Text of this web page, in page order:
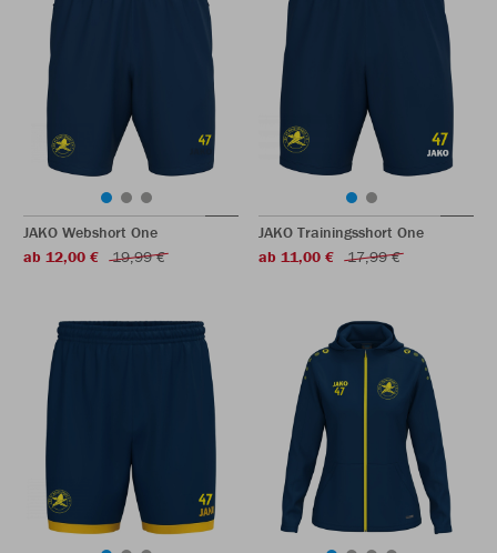
JAKO Webshort One
ab 12,00 €
19,99 €
JAKO Trainingsshort One
ab 11,00 €
17,99 €